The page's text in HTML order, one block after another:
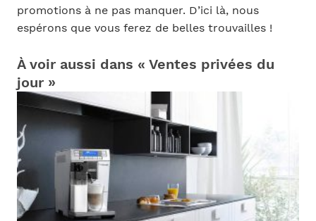
promotions à ne pas manquer. D’ici là, nous
espérons que vous ferez de belles trouvailles !
À voir aussi dans « Ventes privées du
jour »